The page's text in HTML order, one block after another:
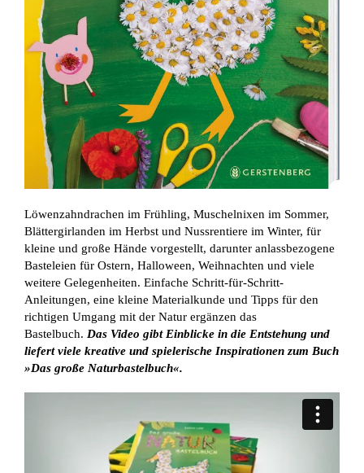
Löwenzahndrachen im Frühling, Muschelnixen im Sommer,
Blättergirlanden im Herbst und Nussrentiere im Winter, für
kleine und große Hände vorgestellt, darunter anlassbezogene
Basteleien für Ostern, Halloween, Weihnachten und viele
weitere Gelegenheiten. Einfache Schritt-für-Schritt-
Anleitungen, eine kleine Materialkunde und Tipps für den
richtigen Umgang mit der Natur ergänzen das
Bastelbuch. Das Video gibt Einblicke in die Entstehung und
liefert viele kreative und spielerische Inspirationen zum Buch
»Das große Naturbastelbuch«.